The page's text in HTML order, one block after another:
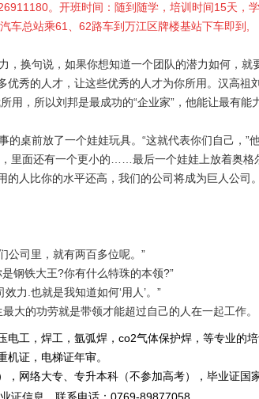
。开班时间：随到随学，培训时间15天，
车总站乘61 62路车到万江区牌楼基站下车即到
换句说，如果你想知道一个团队的潜力如何，就
秀的人才，让这些优秀的人才为你所用。汉高祖
用，所以刘邦是最成功的“企业家”，他能让最有
桌前放了一个娃娃玩具。“这就代表你们自己，”
里面还有一个更小的……最后一个娃娃上放着奥格
人比你的水平还高，我们的公司将成为巨人公司
公司里，就有两百多位呢。”
钢铁大王?你有什么特珠的本领?”
效力 也就是我知道如何‘用人’。”
大的功劳就是带领才能超过自己的人在一起工作。
工，焊工，氩弧焊，co2气体保护焊，等专业的培
，电梯证年审。
专、专升本科（不参加高考），毕业证国家